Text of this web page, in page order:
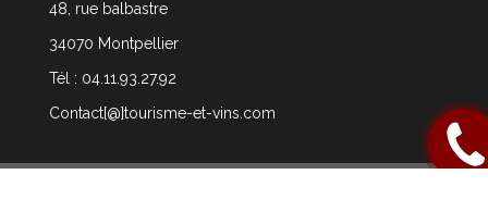
48, rue balbastre
34070 Montpellier
Tél : 04.11.93.27.92
Contact[@]tourisme-et-vins.com
moi